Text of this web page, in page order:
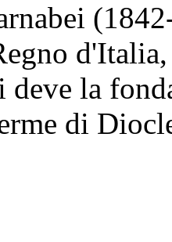
deve la
di